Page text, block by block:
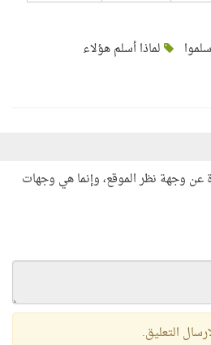
لماذا أسلم هؤلاء
عن وجهة نظر الموقع، وإنما هي وجهات
التعليق.